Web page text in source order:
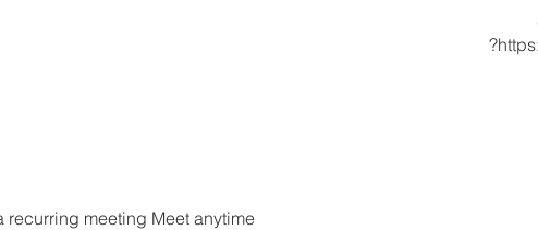
recurring meeting Meet anytime